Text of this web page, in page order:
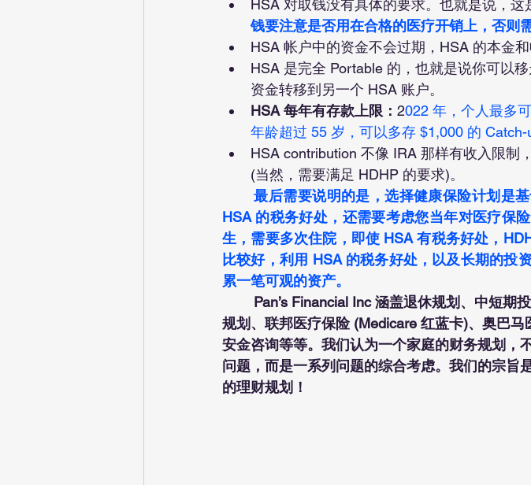
HSA 对取钱没有具体的要求。也就是说，
钱要注意是否用在合格的医疗开销上，否则
HSA 帐户中的资金不会过期，HSA 的本金和
HSA 是完全 Portable 的，也就是说你可以
资金转移到另一个 HSA 账户。
HSA 每年有存款上限： 2022 年，个人最多
年龄超过 55 岁，可以多存 $1,000 的 Catch-
HSA contribution 不像 IRA 那样有收入限制
(当然，需要满足 HDHP 的要求)。
最后需要说明的是，选择健康保险计划是
HSA 的税务好处，还需要考虑您当年对医疗保
生，需要多次住院，即使 HSA 有税务好处，
比较好，利用 HSA 的税务好处，以及长期的投
累一笔可观的资产。
Pan’s Financial Inc 涵盖退休规划、中短期
规划、联邦医疗保险 (Medicare 红蓝卡)、奥巴
安金咨询等等。我们认为一个家庭的财务规划，
问题，而是一系列问题的综合考虑。我们的宗旨
的理财规划！